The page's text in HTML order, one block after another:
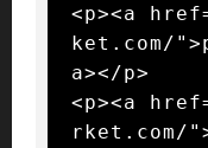
<p><a
ket.com/
a></p>
<p><a
rket.com/